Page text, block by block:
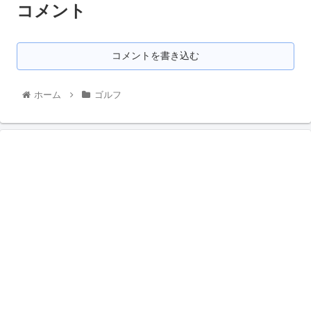
コメント
コメントを書き込む
ホーム ゴルフ